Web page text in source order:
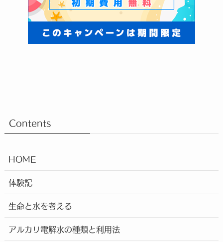
Contents
HOME
体験記
生命と水を考える
アルカリ電解水の種類と利用法